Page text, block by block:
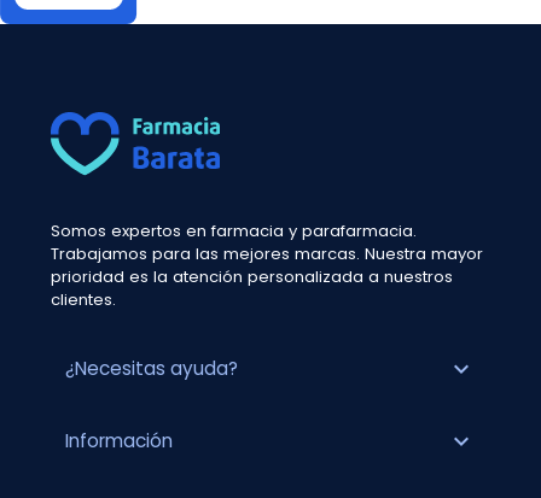
Somos expertos en farmacia y parafarmacia.
Trabajamos para las mejores marcas. Nuestra mayor
prioridad es la atención personalizada a nuestros
clientes.
¿Necesitas ayuda? expand_more
Información expand_more